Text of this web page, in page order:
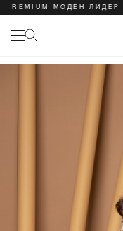
МОДЕН ЛИДЕР